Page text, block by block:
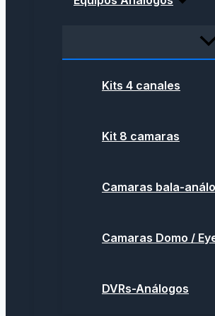
Kits 4 canales
Kit 8 camaras
Camaras bala-
Camaras Domo /
DVRs-Análogos